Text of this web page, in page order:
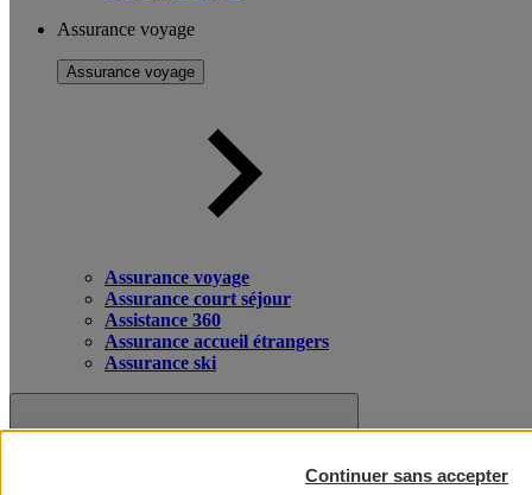
Assurance voyage
Assurance voyage
Assurance voyage
Assurance court séjour
Assistance 360
Assurance accueil étrangers
Assurance ski
Continuer sans accepter